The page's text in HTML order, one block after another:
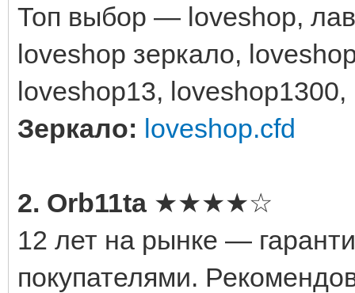
Топ выбор — loveshop,
loveshop зеркало,
loveshop13,
Зеркало: loveshop.cfd
2. Orb11ta★★★★☆
12 лет на рынке —
покупателями.